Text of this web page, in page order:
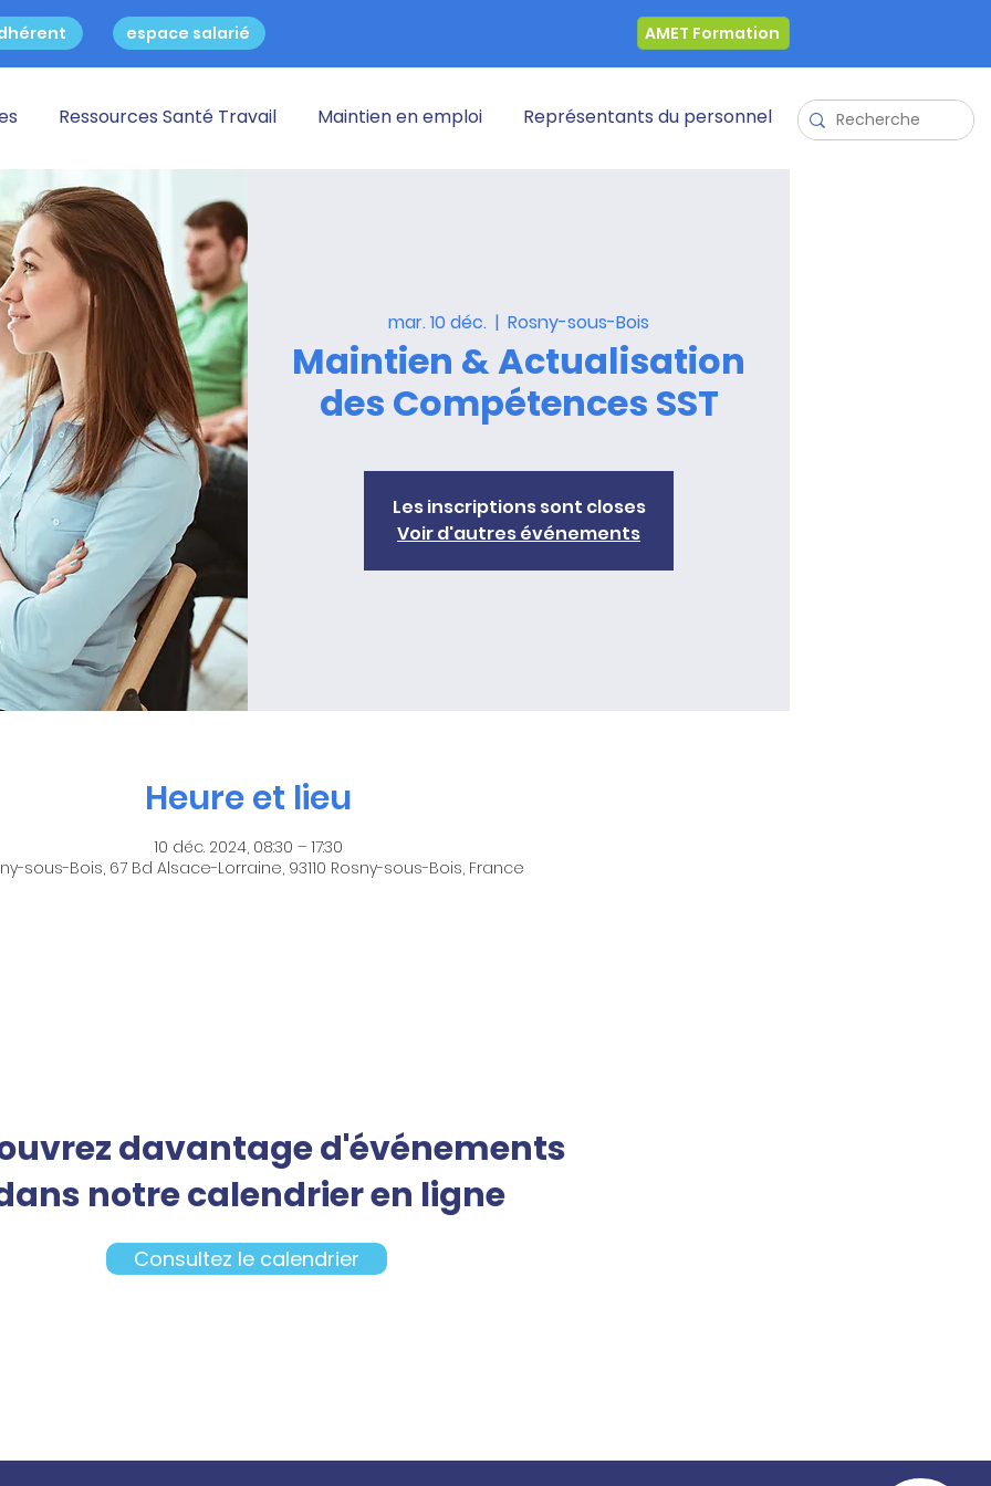
espace salarié AMET Formation
Ressources Santé Travail Maintien en emploi Représentants du personnel
mar. 10 déc.
  |
Rosny-sous-Bois
Maintien & Actualisation
des Compétences SST
Les inscriptions sont closes
Voir d'autres événements
Heure et lieu
10 déc. 2024, 08:30 – 17:30
sous-Bois, 67 Bd Alsace-Lorraine, 93110 Rosny-sous-Bois, France
davantage d'événements
notre calendrier en ligne
Consultez le calendrier